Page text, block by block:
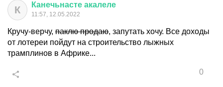
К Канечьнасте акалеле
11:57, 12.05.2022
Кручу-верчу, паклю продаю, запутать хочу. Все доходы
от лотереи пойдут на строительство лыжных
трамплинов в Африке...
0